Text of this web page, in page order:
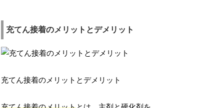
充てん接着のメリットとデメリット
充てん接着のメリットとデメリット